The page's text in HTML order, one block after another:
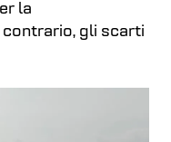
la
gli scarti